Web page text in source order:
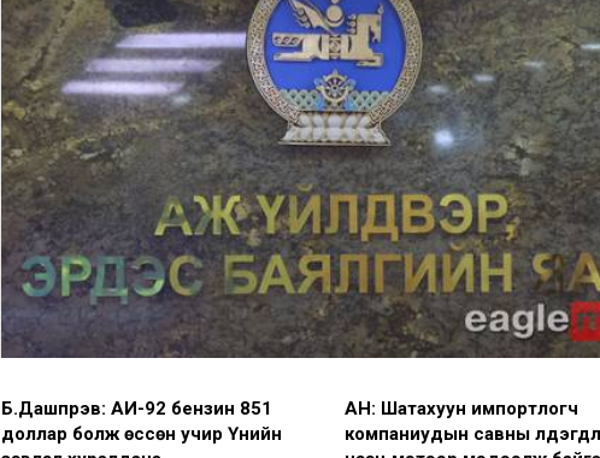
Б.Дашпүрэв: АИ-92 бензин 851
доллар болж өссөн учир Үнийн
АН: Шатахуун импортлогч
компаниудын савны